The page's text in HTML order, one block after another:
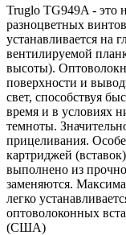
Truglo TG949A - это
разноцветных
устанавливается на
вентилируемой
высоты).
поверхности и
свет, способствуя
время и в условиях
темноты.
прицеливания.
картриджей
выполнено из
заменяются.
легко
оптоволоконных
(США)